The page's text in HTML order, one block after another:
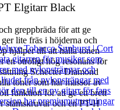
Elgitarr Black
greppbräda för att ge
lite fräs i höjderna och
hjälper till att hålla tonen
en otroligt hög resonans för
Schecter Diamond
toner som har massor av
funktion för att ge ett brett
stämskruvar och en PT-H